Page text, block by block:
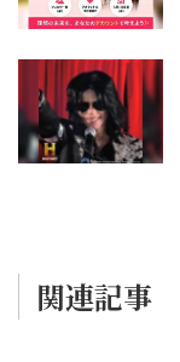
関連記事